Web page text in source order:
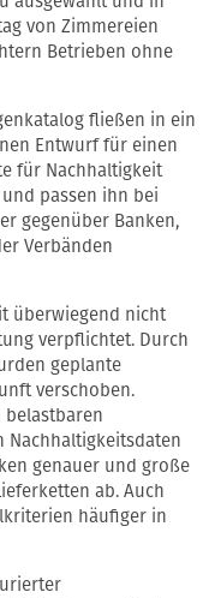
von Zimmereien
Betrieben ohne
fließen in ein
Entwurf für einen
für Nachhaltigkeit
passen ihn bei
gegenüber Banken,
Verbänden
überwiegend nicht
verpflichtet. Durch
geplante
verschoben.
belastbaren
Nachhaltigkeitsdaten
genauer und große
ab. Auch
häufiger in